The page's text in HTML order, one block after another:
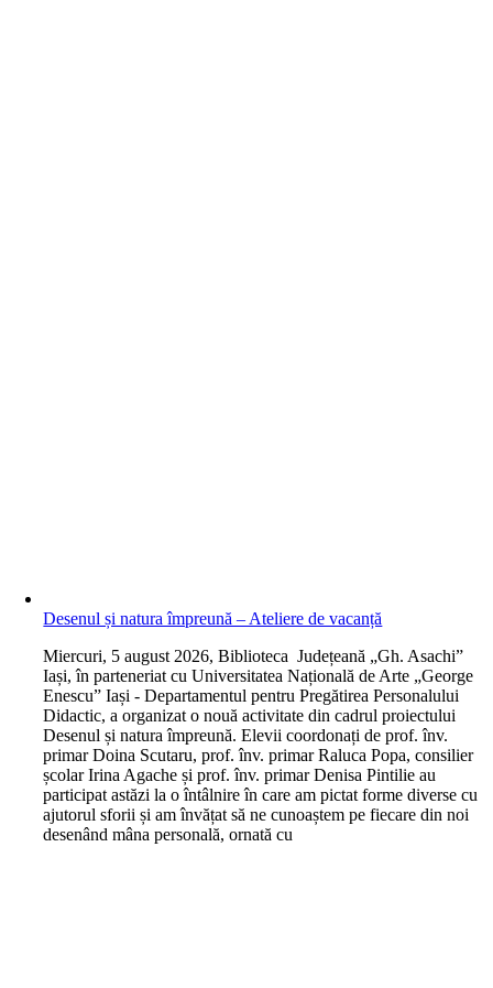
Desenul și natura împreună – Ateliere de vacanță
Miercuri, 5 august 2026, Biblioteca Județeană „Gh. Asachi”
Iași, în parteneriat cu Universitatea Națională de Arte „George
Enescu” Iași - Departamentul pentru Pregătirea Personalului
Didactic, a organizat o nouă activitate din cadrul proiectului
Desenul și natura împreună. Elevii coordonați de prof. înv.
primar Doina Scutaru, prof. înv. primar Raluca Popa, consilier
școlar Irina Agache și prof. înv. primar Denisa Pintilie au
participat astăzi la o întâlnire în care am pictat forme diverse cu
ajutorul sforii și am învățat să ne cunoaștem pe fiecare din noi
desenând mâna personală, ornată cu